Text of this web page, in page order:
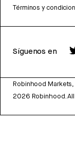
Términos y
Síguenos en
Robinhood Markets,
2026 Robinhood.